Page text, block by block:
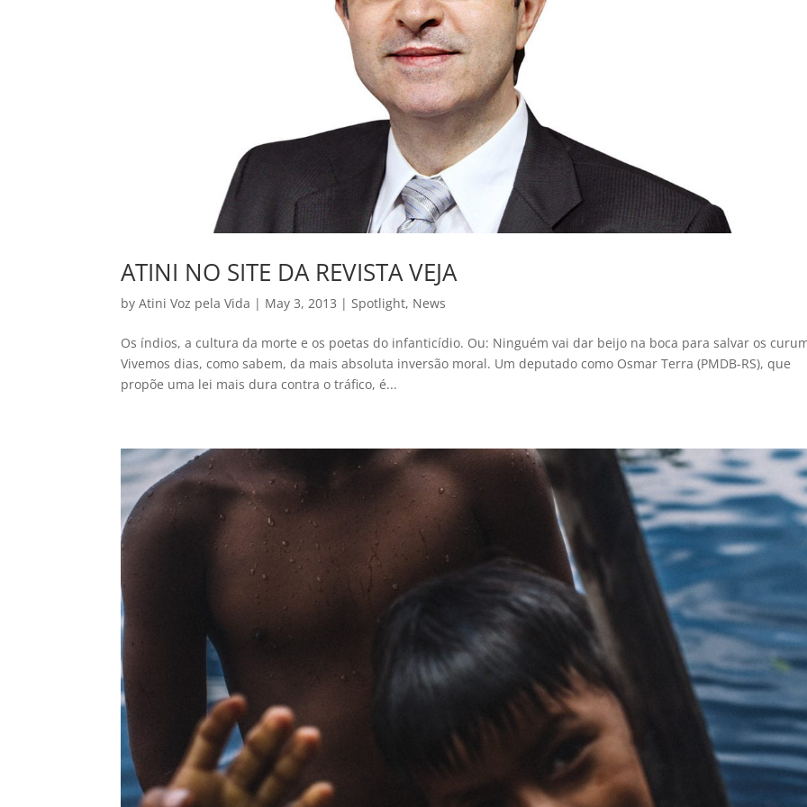
ATINI NO SITE DA REVISTA VEJA
byAtini Voz pela Vida | May 3, 2013 | Spotlight, News
Os índios, a cultura da morte e os poetas do infanticídio. Ou: Ninguém vai dar beijo na boca para salvar os
Vivemos dias, como sabem, da mais absoluta inversão moral. Um deputado como Osmar Terra (PMDB-RS), que
propõe uma lei mais dura contra o tráfico, é...